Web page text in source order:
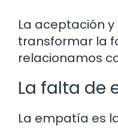
La aceptación
transformar la
relacionamos
La falta de
La empatía es